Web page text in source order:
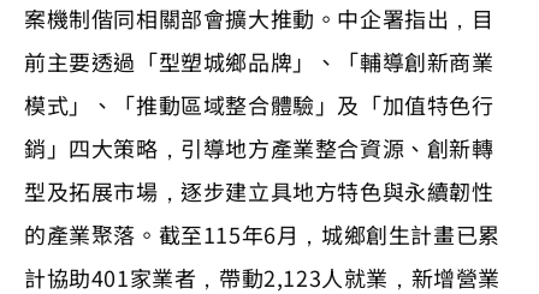
案機制偕同相關部會擴大推動。中企署指出，目
前主要透過「型塑城鄉品牌」、「輔導創新商業
模式」、「推動區域整合體驗」及「加值特色行
銷」四大策略，引導地方產業整合資源、創新轉
型及拓展市場，逐步建立具地方特色與永續韌性
的產業聚落。截至115年6月，城鄉創生計畫已累
計協助401家業者，帶動2,123人就業，新增營業